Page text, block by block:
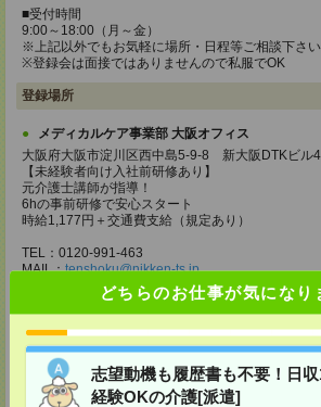
どちらのお仕事が気になり
志望動機も履歴書も不要！日
経験OKの介護[派遣]
■受付時間
9:00～18:00（月～金）
※上記以外でもお気軽に場所・日程等ご相談下さい
※登録会は面接ではありませんので私服でOK
登録場所
メディカルケア事業部 大阪オフィス
大阪府大阪市淀川区西中島5-9-8 新大阪DTKビル
【未経験者向け入社前研修あり】
元介護士講師が指導！
6hの事前研修で安心スタート
時給1,177円＋交通費支給（規定あり）
TEL：0120-991-463
MAIL：tenshoku@nikken-ts.jp
担当：採用担当
メディカルケア事業部 京都オフィス
京都府京都市下京区東塩小路町843番地2 日本生
TEL：0120-975-927
MAIL： tenshoku@nikken-ts.jp
担当：採用担当